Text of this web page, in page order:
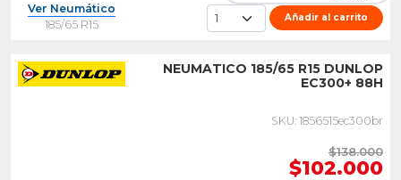
Ver Neumático
185/65 R15
Añadir al carrito
NEUMATICO 185/65 R15 DUNLOP
EC300+ 88H
SKU: 1856515ec300br
$138.000
$102.000